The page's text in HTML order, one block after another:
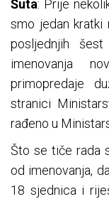
Šuta: Prije
smo jedan kratki
posljednjih
imenovanja
primopredaje
stranici
rađeno u
Što se tiče rada
od imenovanja,
18 sjednica i